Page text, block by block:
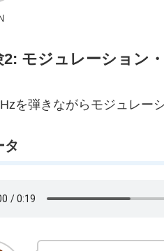
2: モジュレーション
を弾きながらモジュレー
タ